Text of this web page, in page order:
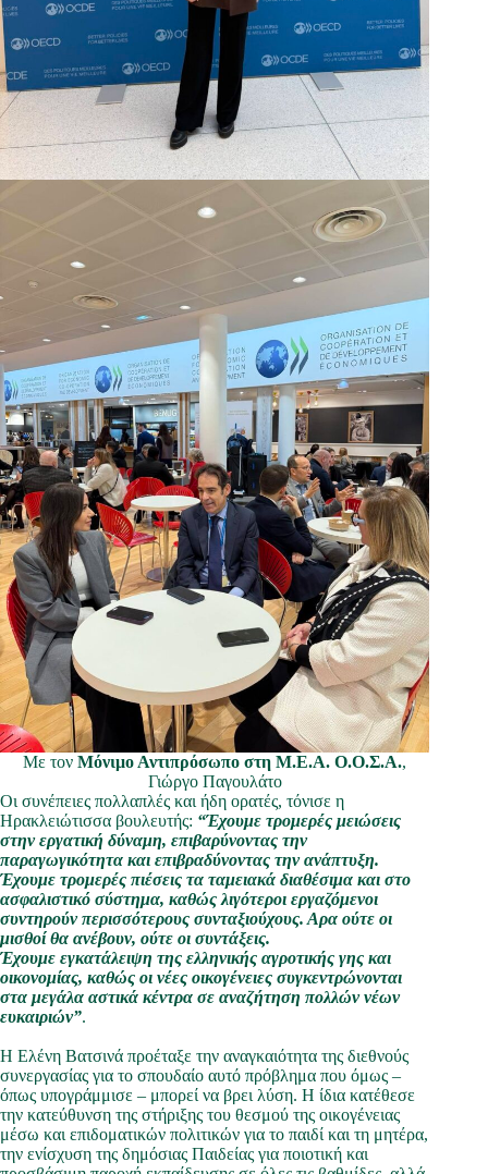
Με τονΜόνιμο Αντιπρόσωπο στη Μ.Ε.Α. Ο.Ο.Σ.Α.,
Γιώργο Παγουλάτο
Οι συνέπειες πολλαπλές και ήδη ορατές, τόνισε η
Ηρακλειώτισσα βουλευτής: “Έχουμε τρομερές μειώσεις
στην εργατική δύναμη, επιβαρύνοντας την
παραγωγικότητα και επιβραδύνοντας την ανάπτυξη.
Έχουμε τρομερές πιέσεις τα ταμειακά διαθέσιμα και στο
ασφαλιστικό σύστημα, καθώς λιγότεροι εργαζόμενοι
συντηρούν περισσότερους συνταξιούχους. Αρα ούτε οι
μισθοί θα ανέβουν, ούτε οι συντάξεις.
Έχουμε εγκατάλειψη της ελληνικής αγροτικής γης και
οικονομίας, καθώς οι νέες οικογένειες συγκεντρώνονται
στα μεγάλα αστικά κέντρα σε αναζήτηση πολλών νέων
ευκαιριών”.
Η Ελένη Βατσινά προέταξε την αναγκαιότητα της διεθνούς
συνεργασίας για το σπουδαίο αυτό πρόβλημα που όμως –
όπως υπογράμμισε – μπορεί να βρει λύση. Η ίδια κατέθεσε
την κατεύθυνση της στήριξης του θεσμού της οικογένειας
μέσω και επιδοματικών πολιτικών για το παιδί και τη μητέρα,
την ενίσχυση της δημόσιας Παιδείας για ποιοτική και